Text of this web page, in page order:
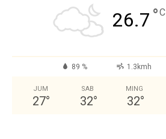
26.7 °C
89 % 1.3kmh
JUM
27°
SAB
32°
MING
32°